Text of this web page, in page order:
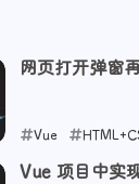
网页打开弹窗
Vue
2024-12-15
Vue 项目中实